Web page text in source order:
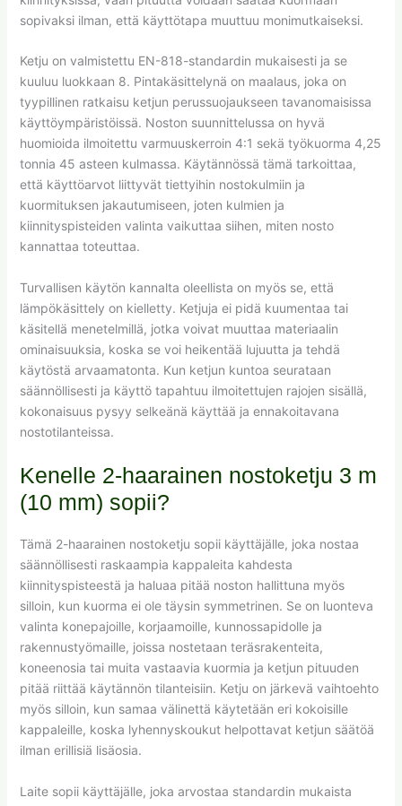
sopivaksi ilman, että käyttötapa muuttuu monimutkaiseksi.
Ketju on valmistettu EN-818-standardin mukaisesti ja se
kuuluu luokkaan 8. Pintakäsittelynä on maalaus, joka on
tyypillinen ratkaisu ketjun perussuojaukseen tavanomaisissa
käyttöympäristöissä. Noston suunnittelussa on hyvä
huomioida ilmoitettu varmuuskerroin 4:1 sekä työkuorma 4,25
tonnia 45 asteen kulmassa. Käytännössä tämä tarkoittaa,
että käyttöarvot liittyvät tiettyihin nostokulmiin ja
kuormituksen jakautumiseen, joten kulmien ja
kiinnityspisteiden valinta vaikuttaa siihen, miten nosto
kannattaa toteuttaa.
Turvallisen käytön kannalta oleellista on myös se, että
lämpökäsittely on kielletty. Ketjuja ei pidä kuumentaa tai
käsitellä menetelmillä, jotka voivat muuttaa materiaalin
ominaisuuksia, koska se voi heikentää lujuutta ja tehdä
käytöstä arvaamatonta. Kun ketjun kuntoa seurataan
säännöllisesti ja käyttö tapahtuu ilmoitettujen rajojen sisällä,
kokonaisuus pysyy selkeänä käyttää ja ennakoitavana
nostotilanteissa.
Kenelle 2-haarainen nostoketju 3 m
(10 mm) sopii?
Tämä 2-haarainen nostoketju sopii käyttäjälle, joka nostaa
säännöllisesti raskaampia kappaleita kahdesta
kiinnityspisteestä ja haluaa pitää noston hallittuna myös
silloin, kun kuorma ei ole täysin symmetrinen. Se on luonteva
valinta konepajoille, korjaamoille, kunnossapidolle ja
rakennustyömaille, joissa nostetaan teräsrakenteita,
koneenosia tai muita vastaavia kuormia ja ketjun pituuden
pitää riittää käytännön tilanteisiin. Ketju on järkevä vaihtoehto
myös silloin, kun samaa välinettä käytetään eri kokoisille
kappaleille, koska lyhennyskoukut helpottavat ketjun säätöä
ilman erillisiä lisäosia.
Laite sopii käyttäjälle, joka arvostaa standardin mukaista